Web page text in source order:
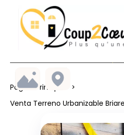
Página Principal
Venta Terreno Urbanizable